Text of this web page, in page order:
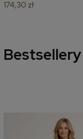
174,30 zł
Bestsellery